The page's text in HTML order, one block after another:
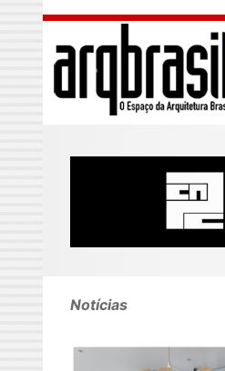
Skip to main content
Notícias